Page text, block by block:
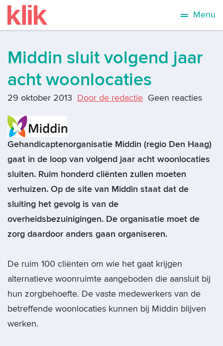
Menu
Middin sluit volgend jaar
acht woonlocaties
29 oktober 2013 Door de redactie Geen reacties
Gehandicaptenorganisatie Middin (regio Den Haag)
gaat in de loop van volgend jaar acht woonlocaties
sluiten. Ruim honderd cliënten zullen moeten
verhuizen. Op de site van Middin staat dat de
sluiting het gevolg is van de
overheidsbezuinigingen. De organisatie moet de
zorg daardoor anders gaan organiseren.
De ruim 100 cliënten om wie het gaat krijgen
alternatieve woonruimte aangeboden die aansluit bij
hun zorgbehoefte. De vaste medewerkers van de
betreffende woonlocaties kunnen bij Middin blijven
werken.